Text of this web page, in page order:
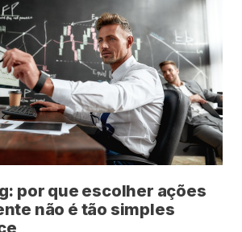
por que escolher ações
não é tão simples